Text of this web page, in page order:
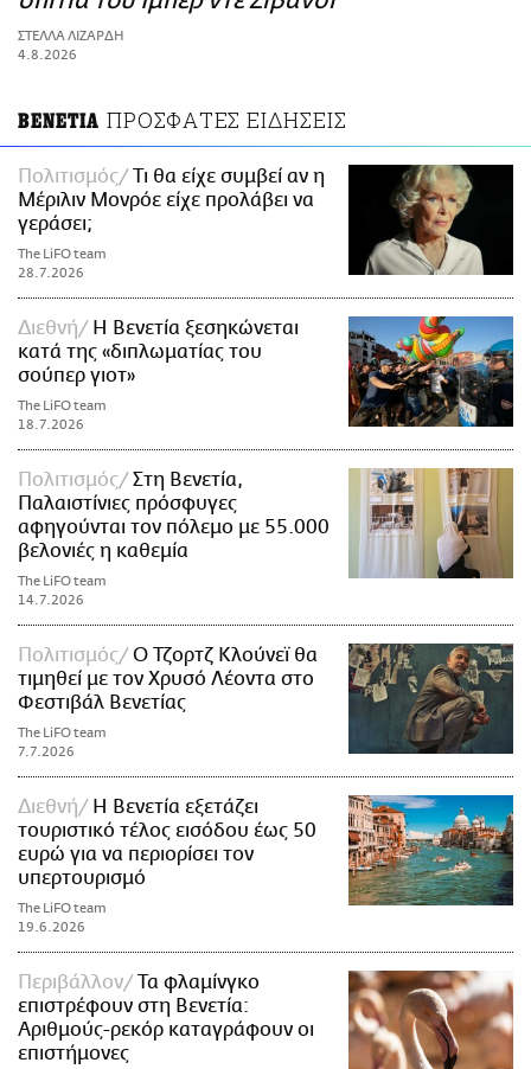
ΑΜΠΑ
PRINT
ΣΤΕΛΛΑ ΛΙΖΑΡΔΗ
4.8.2026
ΒΕΝΕΤΙΑ ΠΡΟΣΦΑΤΕΣ ΕΙΔΗΣΕΙΣ
Πολιτισμός
Τι θα είχε συμβεί αν η
Μέριλιν Μονρόε είχε προλάβει να
γεράσει;
The LiFO team
28.7.2026
Διεθνή
Η Βενετία ξεσηκώνεται
κατά της «διπλωματίας του
σούπερ γιοτ»
The LiFO team
18.7.2026
Πολιτισμός
Στη Βενετία,
Παλαιστίνιες πρόσφυγες
αφηγούνται τον πόλεμο με 55.000
βελονιές η καθεμία
The LiFO team
14.7.2026
Πολιτισμός
Ο Τζορτζ Κλούνεϊ θα
τιμηθεί με τον Χρυσό Λέοντα στο
Φεστιβάλ Βενετίας
The LiFO team
7.7.2026
Διεθνή
Η Βενετία εξετάζει
τουριστικό τέλος εισόδου έως 50
ευρώ για να περιορίσει τον
υπερτουρισμό
The LiFO team
19.6.2026
Περιβάλλον
Τα φλαμίνγκο
επιστρέφουν στη Βενετία:
Αριθμούς-ρεκόρ καταγράφουν οι
επιστήμονες